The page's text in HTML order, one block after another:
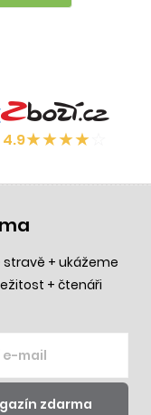
4.9★★★★
+ ukážeme
+ čtenáři